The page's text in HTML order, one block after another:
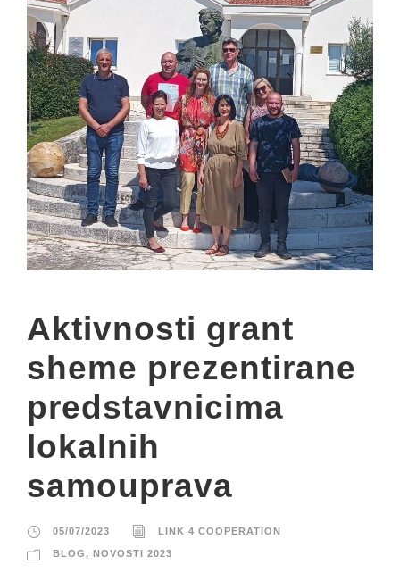
Aktivnosti grant
sheme prezentirane
predstavnicima
lokalnih
samouprava
05/07/2023 LINK 4 COOPERATION
BLOG, NOVOSTI 2023